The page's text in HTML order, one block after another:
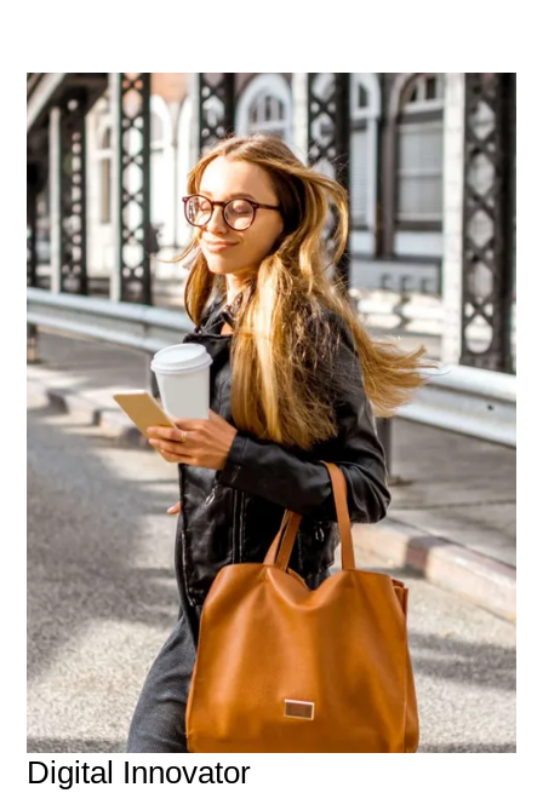
Digital Innovator